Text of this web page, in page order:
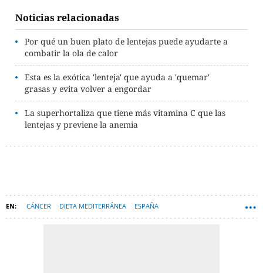
Noticias relacionadas
Por qué un buen plato de lentejas puede ayudarte a
combatir la ola de calor
Esta es la exótica 'lenteja' que ayuda a 'quemar'
grasas y evita volver a engordar
La superhortaliza que tiene más vitamina C que las
lentejas y previene la anemia
CÁNCER DIETA MEDITERRÁNEA ESPAÑA